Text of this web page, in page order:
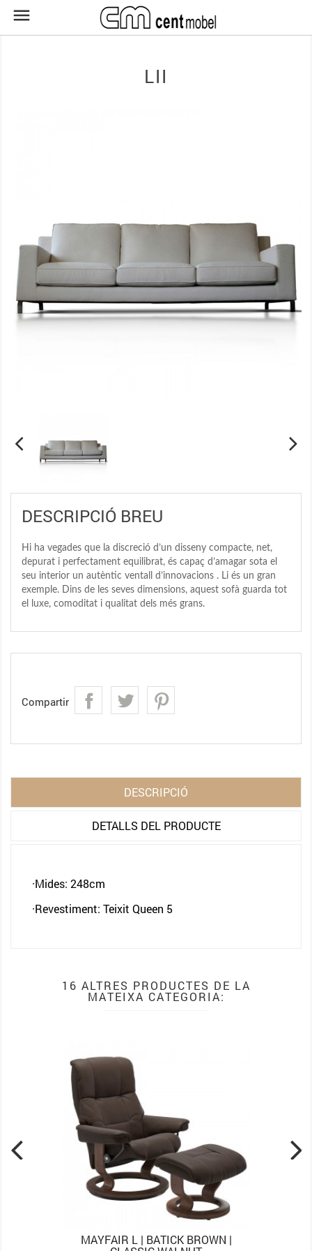

LII
DESCRIPCIÓ BREU
Hi ha vegades que la discreció d’un disseny compacte, net,
depurat i perfectament equilibrat, és capaç d’amagar sota el
seu interior un autèntic ventall d’innovacions . Li és un gran
exemple. Dins de les seves dimensions, aquest sofà guarda tot
el luxe, comoditat i qualitat dels més grans.
Compartir
DESCRIPCIÓ
DETALLS DEL PRODUCTE
·Mides: 248cm
·Revestiment: Teixit Queen 5
16 ALTRES PRODUCTES DE LA
MATEIXA CATEGORIA:
MAYFAIR L | BATICK BROWN |